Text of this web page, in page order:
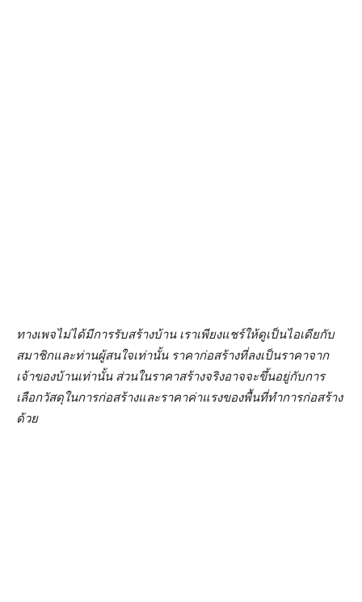
ทางเพจไม่ได้มีการรับสร้างบ้าน เราเพียงแชร์ให้ดูเป็นไอเดียกับ
สมาชิกและท่านผู้สนใจเท่านั้น ราคาก่อสร้างที่ลงเป็นราคาจาก
เจ้าของบ้านเท่านั้น ส่วนในราคาสร้างจริงอาจจะขึ้นอยู่กับการ
เลือกวัสดุในการก่อสร้างและราคาค่าแรงของพื้นที่ทำการก่อสร้าง
ด้วย